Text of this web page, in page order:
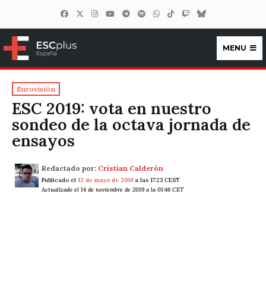
ESCplus España
MENU
Eurovisión
ESC 2019: vota en nuestro
sondeo de la octava jornada de
ensayos
Redactado por: Cristian Calderón
Publicado el 12 de mayo de 2019 a las 17:23 CEST
Actualizado el 14 de noviembre de 2019 a la 01:46 CET